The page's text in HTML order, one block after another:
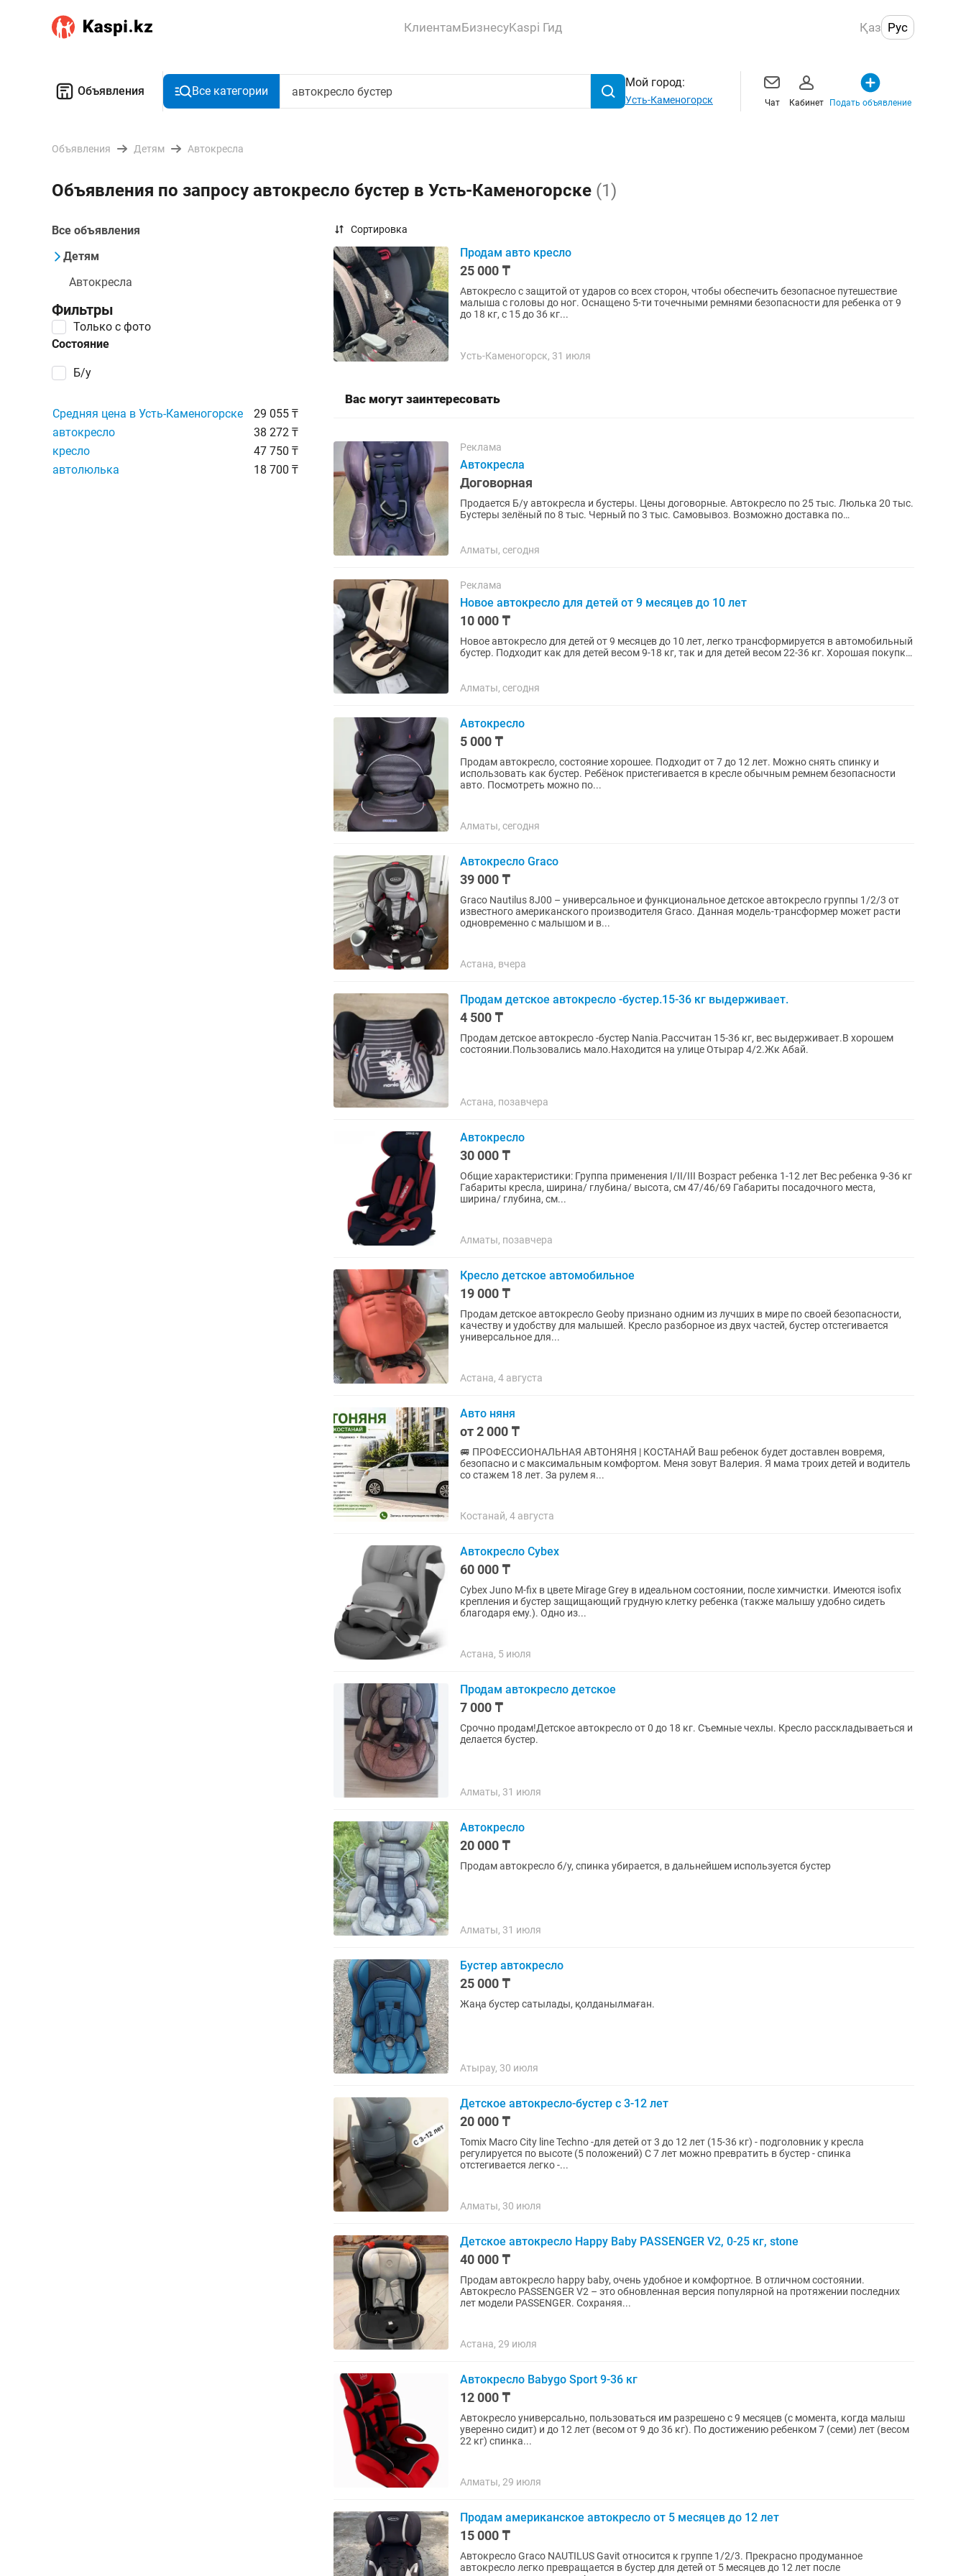
КлиентамБизнесуKaspi Гид Қаз Рус
Объявления Все категории
Мой город:
Усть-Каменогорск Чат Кабинет Подать объявление
Объявления Детям Автокресла
Объявления по запросу автокресло бустер в Усть-Каменогорске (1)
Все объявления
Детям
Автокресла
Фильтры
Состояние
Б/у
Только с фото
Средняя цена в Усть-Каменогорске
29 055 ₸
автокресло
38 272 ₸
кресло
47 750 ₸
автолюлька
18 700 ₸
Сортировка
Продам авто кресло
25 000 ₸
Автокресло с защитой от ударов со всех сторон, чтобы обеспечить безопасное путешествие
малыша с головы до ног. Оснащено 5-ти точечными ремнями безопасности для ребенка от 9
до 18 кг, с 15 до 36 кг...
Усть-Каменогорск, 31 июля
Вас могут заинтересовать
Реклама
Автокресла
Договорная
Продается Б/у автокресла и бустеры. Цены договорные. Автокресло по 25 тыс. Люлька 20 тыс.
Бустеры зелёный по 8 тыс. Черный по 3 тыс. Самовывоз. Возможно доставка по
Алматы, сегодня
Реклама
Новое автокресло для детей от 9 месяцев до 10 лет
10 000 ₸
Новое автокресло для детей от 9 месяцев до 10 лет, легко трансформируется в автомобильный
бустер. Подходит как для детей весом 9-18 кг, так и для детей весом 22-36 кг. Хорошая покупка
Алматы, сегодня
Автокресло
5 000 ₸
Продам автокресло, состояние хорошее. Подходит от 7 до 12 лет. Можно снять спинку и
использовать как бустер. Ребёнок пристегивается в кресле обычным ремнем безопасности
авто. Посмотреть можно по...
Алматы, сегодня
Автокресло Graco
39 000 ₸
Graco Nautilus 8J00 – универсальное и функциональное детское автокресло группы 1/2/3 от
известного американского производителя Graco. Данная модель-трансформер может расти
одновременно с малышом и в...
Астана, вчера
Продам детское автокресло -бустер.15-36 кг выдерживает.
4 500 ₸
Продам детское автокресло -бустер Nania.Рассчитан 15-36 кг, вес выдерживает.В хорошем
состоянии.Пользовались мало.Находится на улице Отырар 4/2.Жк Абай.
Астана, позавчера
Автокресло
30 000 ₸
Общие характеристики: Группа применения I/II/III Возраст ребенка 1-12 лет Вес ребенка 9-36 кг
Габариты кресла, ширина/ глубина/ высота, см 47/46/69 Габариты посадочного места,
ширина/ глубина, см...
Алматы, позавчера
Кресло детское автомобильное
19 000 ₸
Продам детское автокресло Geoby признано одним из лучших в мире по своей безопасности,
качеству и удобству для малышей. Кресло разборное из двух частей, бустер отстегивается
универсальное для...
Астана, 4 августа
Авто няня
от 2 000 ₸
🚐 ПРОФЕССИОНАЛЬНАЯ АВТОНЯНЯ | КОСТАНАЙ Ваш ребенок будет доставлен вовремя,
безопасно и с максимальным комфортом. Меня зовут Валерия. Я мама троих детей и водитель
со стажем 18 лет. За рулем я...
Костанай, 4 августа
Автокресло Cybex
60 000 ₸
Cybex Juno M-fix в цвете Mirage Grey в идеальном состоянии, после химчистки. Имеются isofix
крепления и бустер защищающий грудную клетку ребенка (также малышу удобно сидеть
благодаря ему.). Одно из...
Астана, 5 июля
Продам автокресло детское
7 000 ₸
Срочно продам!Детское автокресло от 0 до 18 кг. Съемные чехлы. Кресло расскладываеться и
делается бустер.
Алматы, 31 июля
Автокресло
20 000 ₸
Продам автокресло б/у, спинка убирается, в дальнейшем используется бустер
Алматы, 31 июля
Бустер автокресло
25 000 ₸
Жаңа бустер сатылады, қолданылмаған.
Атырау, 30 июля
Детское автокресло-бустер с 3-12 лет
20 000 ₸
Tomix Macro City line Techno -для детей от 3 до 12 лет (15-36 кг) - подголовник у кресла
регулируется по высоте (5 положений) С 7 лет можно превратить в бустер - спинка
отстегивается легко -...
Алматы, 30 июля
Детское автокресло Happy Baby PASSENGER V2, 0-25 кг, stone
40 000 ₸
Продам автокресло happy baby, очень удобное и комфортное. В отличном состоянии.
Автокресло PASSENGER V2 – это обновленная версия популярной на протяжении последних
лет модели PASSENGER. Сохраняя...
Астана, 29 июля
Автокресло Babygo Sport 9-36 кг
12 000 ₸
Автокресло универсально, пользоваться им разрешено с 9 месяцев (с момента, когда малыш
уверенно сидит) и до 12 лет (весом от 9 до 36 кг). По достижению ребенком 7 (семи) лет (весом
22 кг) спинка...
Алматы, 29 июля
Продам американское автокресло от 5 месяцев до 12 лет
15 000 ₸
Автокресло Graco NAUTILUS Gavit относится к группе 1/2/3. Прекрасно продуманное
автокресло легко превращается в бустер для детей от 5 месяцев до 12 лет после